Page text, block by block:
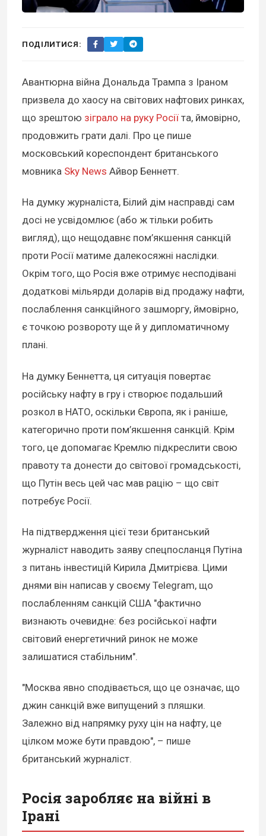
ПОДІЛИТИСЯ:
Авантюрна війна Дональда Трампа з Іраном
призвела до хаосу на світових нафтових ринках,
що зрештою зіграло на руку Росії та, ймовірно,
продовжить грати далі. Про це пише
московський кореспондент британського
мовника Sky News Айвор Беннетт.
На думку журналіста, Білий дім насправді сам
досі не усвідомлює (або ж тільки робить
вигляд), що нещодавнє пом’якшення санкцій
проти Росії матиме далекосяжні наслідки.
Окрім того, що Росія вже отримує несподівані
додаткові мільярди доларів від продажу нафти,
послаблення санкційного зашморгу, ймовірно,
є точкою розвороту ще й у дипломатичному
плані.
На думку Беннетта, ця ситуація повертає
російську нафту в гру і створює подальший
розкол в НАТО, оскільки Європа, як і раніше,
категорично проти пом’якшення санкцій. Крім
того, це допомагає Кремлю підкреслити свою
правоту та донести до світової громадськості,
що Путін весь цей час мав рацію – що світ
потребує Росії.
На підтвердження цієї тези британський
журналіст наводить заяву спецпосланця Путіна
з питань інвестицій Кирила Дмитрієва. Цими
днями він написав у своєму Telegram, що
послабленням санкцій США "фактично
визнають очевидне: без російської нафти
світовий енергетичний ринок не може
залишатися стабільним".
"Москва явно сподівається, що це означає, що
джин санкцій вже випущений з пляшки.
Залежно від напрямку руху цін на нафту, це
цілком може бути правдою", – пише
британський журналіст.
Росія заробляє на війні в
Ірані